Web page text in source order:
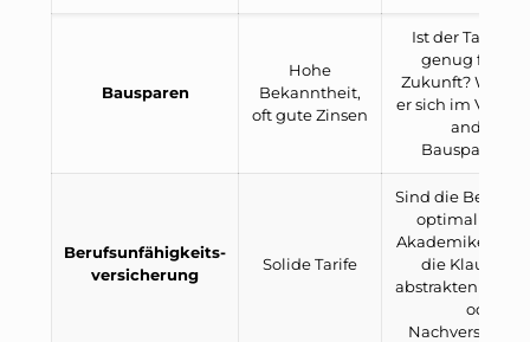
Bausparen
Hohe
Bekanntheit,
oft gute Zinsen
Ist der Tarif
genug für
Zukunft? Wie
er sich im
anderen
Berufsunfähigkeits-
versicherung
Solide Tarife
Sind die
optimal für
Akademiker?
die Klauseln
abstrakten
oder